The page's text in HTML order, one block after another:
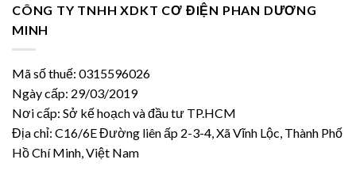
CÔNG TY TNHH XDKT CƠ ĐIỆN PHAN DƯƠNG
MINH
Mã số thuế: 0315596026
Ngày cấp: 29/03/2019
Nơi cấp: Sở kế hoạch và đầu tư TP.HCM
Địa chỉ: C16/6E Đường liên ấp 2-3-4, Xã Vĩnh Lộc, Thành Phố
Hồ Chí Minh, Việt Nam